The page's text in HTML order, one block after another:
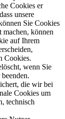
Cookies er
unsere
Sie Cookies
machen, können
auf Ihrem
Cookies.
wenn Sie
die wir bei
Cookies um
technisch